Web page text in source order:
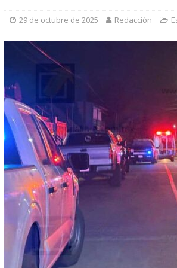
[ 5 de agosto de 2026 ]
requiere al menos 60
[ 6 de agosto de 2026 ]
investigan presunta
29 de octubre de 2025 Redacción